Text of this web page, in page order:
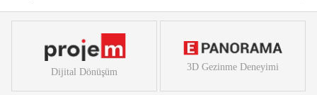
Dijital Dönüşüm 3D Gezinme Deneyimi